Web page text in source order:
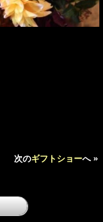
次のギフトショーへ »